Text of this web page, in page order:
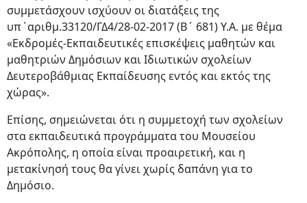
συμμετάσχουν ισχύουν οι διατάξεις της
υπ΄αριθμ.33120/ΓΔ4/28-02-2017 (Β΄ 681) Υ.Α. με θέμα
«Εκδρομές-Εκπαιδευτικές επισκέψεις μαθητών και
μαθητριών Δημόσιων και Ιδιωτικών σχολείων
Δευτεροβάθμιας Εκπαίδευσης εντός και εκτός της
χώρας».
Επίσης, σημειώνεται ότι η συμμετοχή των σχολείων
στα εκπαιδευτικά προγράμματα του Μουσείου
Ακρόπολης, η οποία είναι προαιρετική, και η
μετακίνησή τους θα γίνει χωρίς δαπάνη για το
Δημόσιο.